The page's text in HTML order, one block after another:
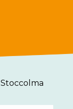
Stoccolma